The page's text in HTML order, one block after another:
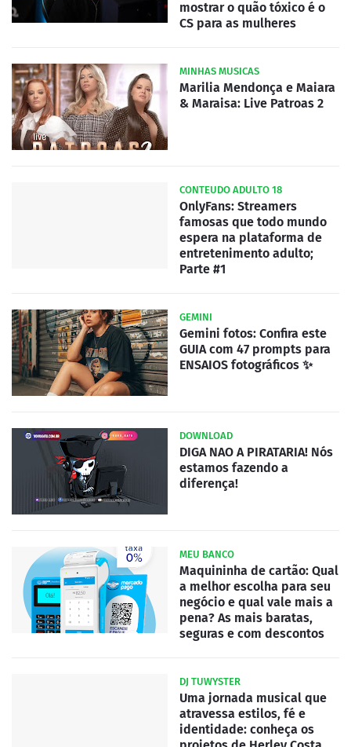
mostrar o quão tóxico é o
CS para as mulheres
MINHAS MUSICAS
Marilia Mendonça e Maiara
& Maraisa: Live Patroas 2
CONTEUDO ADULTO 18
OnlyFans: Streamers
famosas que todo mundo
espera na plataforma de
entretenimento adulto;
Parte #1
GEMINI
Gemini fotos: Confira este
GUIA com 47 prompts para
ENSAIOS fotográficos ✨
DOWNLOAD
DIGA NAO A PIRATARIA! Nós
estamos fazendo a
diferença!
MEU BANCO
Maquininha de cartão: Qual
a melhor escolha para seu
negócio e qual vale mais a
pena? As mais baratas,
seguras e com descontos
DJ TUWYSTER
Uma jornada musical que
atravessa estilos, fé e
identidade: conheça os